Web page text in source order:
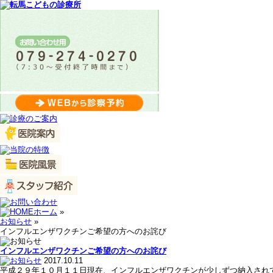
ホーム »
お知らせ »
インフルエンザワクチンご希望の方へのお詫び
インフルエンザワクチンご希望の方へのお詫び
2017.10.11
平成２９年１０月１１日現在、インフルエンザワクチンが少しずつ納入さ